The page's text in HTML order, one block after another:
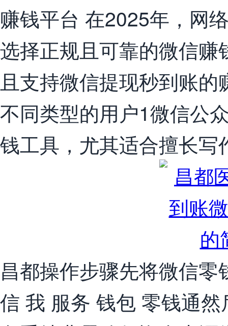
赚钱平台 在2025年，网
选择正规且可靠的微信
且支持微信提现秒到账
不同类型的用户1微信公
钱工具，尤其适合擅长写
昌都操作步骤先将微信
信 我 服务 钱包 零钱通